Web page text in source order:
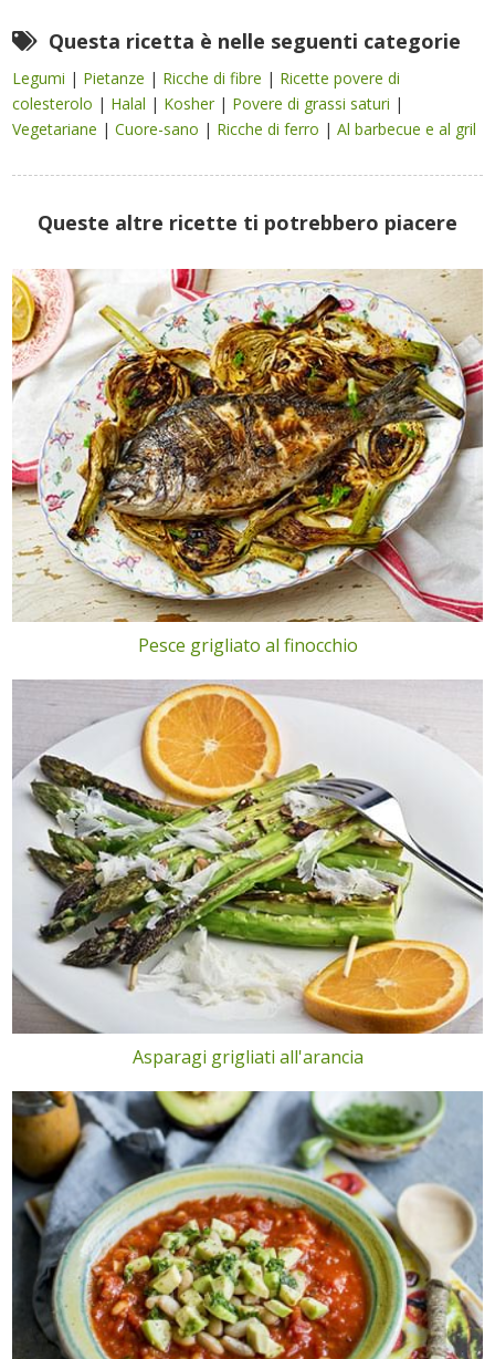
Questa ricetta è nelle seguenti categorie
Legumi | Pietanze | Ricche di fibre | Ricette povere di
colesterolo | Halal | Kosher | Povere di grassi saturi |
Vegetariane |Cuore-sano | Ricche di ferro |Al barbecue e al gril
Queste altre ricette ti potrebbero piacere
Pesce grigliato al finocchio
Asparagi grigliati all'arancia